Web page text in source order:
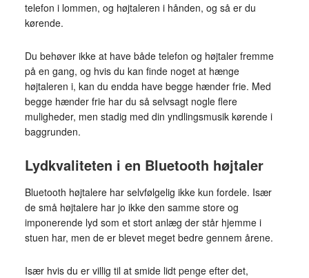
telefon i lommen, og højtaleren i hånden, og så er du
kørende.
Du behøver ikke at have både telefon og højtaler fremme
på en gang, og hvis du kan finde noget at hænge
højtaleren i, kan du endda have begge hænder frie. Med
begge hænder frie har du så selvsagt nogle flere
muligheder, men stadig med din yndlingsmusik kørende i
baggrunden.
Lydkvaliteten i en Bluetooth højtaler
Bluetooth højtalere har selvfølgelig ikke kun fordele. Især
de små højtalere har jo ikke den samme store og
imponerende lyd som et stort anlæg der står hjemme i
stuen har, men de er blevet meget bedre gennem årene.
Især hvis du er villig til at smide lidt penge efter det,